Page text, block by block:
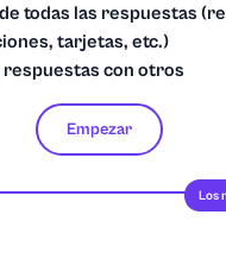
todas las respuestas
tarjetas, etc.)
con otros
Empezar
Los